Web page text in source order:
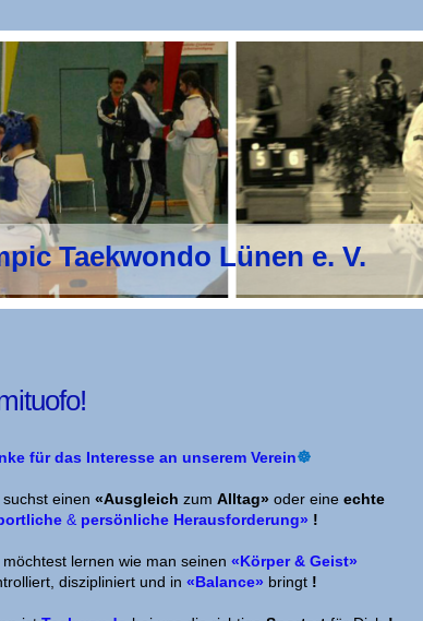
Taekwondo Lünen e. V.
für das Interesse an unserem Verein☸
suchst einen «Ausgleich zum Alltag» oder eine echte
& persönliche Herausforderung» !
möchtest lernen wie man seinen «Körper & Geist»
diszipliniert und in «Balance» bringt!